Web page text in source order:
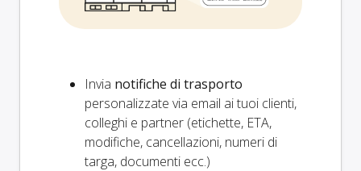
Invia notifiche di trasporto
personalizzate via email ai tuoi clienti,
colleghi e partner (etichette, ETA,
modifiche, cancellazioni, numeri di
targa, documenti ecc.)